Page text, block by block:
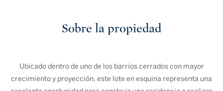
Sobre la propiedad
Ubicado dentro de uno de los barrios cerrados con mayor
crecimiento y proyección, este lote en esquina representa una